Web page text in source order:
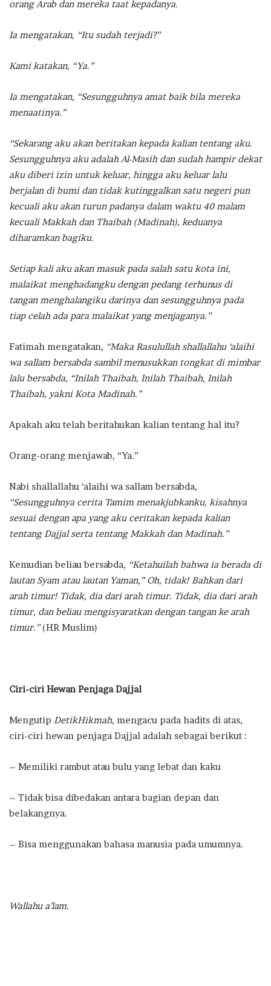
orang Arab dan mereka taat kepadanya.
Ia mengatakan, “Itu sudah terjadi?”
Kami katakan, “Ya.”
Ia mengatakan, “Sesungguhnya amat baik bila mereka
menaatinya.”
“Sekarang aku akan beritakan kepada kalian tentang aku.
Sesungguhnya aku adalah Al-Masih dan sudah hampir dekat
aku diberi izin untuk keluar, hingga aku keluar lalu
berjalan di bumi dan tidak kutinggalkan satu negeri pun
kecuali aku akan turun padanya dalam waktu 40 malam
kecuali Makkah dan Thaibah (Madinah), keduanya
diharamkan bagiku.
Setiap kali aku akan masuk pada salah satu kota ini,
malaikat menghadangku dengan pedang terhunus di
tangan menghalangiku darinya dan sesungguhnya pada
tiap celah ada para malaikat yang menjaganya.”
Fatimah mengatakan, “Maka Rasulullah shallallahu ‘alaihi
wa sallam bersabda sambil menusukkan tongkat di mimbar
lalu bersabda, “Inilah Thaibah, Inilah Thaibah, Inilah
Thaibah, yakni Kota Madinah.”
Apakah aku telah beritahukan kalian tentang hal itu?
Orang-orang menjawab, “Ya.”
Nabi shallallahu ‘alaihi wa sallam bersabda,
“Sesungguhnya cerita Tamim menakjubkanku, kisahnya
sesuai dengan apa yang aku ceritakan kepada kalian
tentang Dajjal serta tentang Makkah dan Madinah.”
Kemudian beliau bersabda, “Ketahuilah bahwa ia berada di
lautan Syam atau lautan Yaman,” Oh, tidak! Bahkan dari
arah timur! Tidak, dia dari arah timur. Tidak, dia dari arah
timur, dan beliau mengisyaratkan dengan tangan ke arah
timur.”(HR Muslim)
Ciri-ciri Hewan Penjaga Dajjal
Mengutip DetikHikmah, mengacu pada hadits di atas,
ciri-ciri hewan penjaga Dajjal adalah sebagai berikut :
– Memiliki rambut atau bulu yang lebat dan kaku
– Tidak bisa dibedakan antara bagian depan dan
belakangnya.
– Bisa menggunakan bahasa manusia pada umumnya.
Wallahu a’lam.